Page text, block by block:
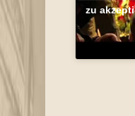
zu